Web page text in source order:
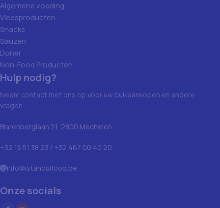
Algemene voeding
Vleesproducten
Snacks
Sauzen
Doner
Non-Food Producten
Hulp nodig?
Neem contact met ons op voor uw bulkaankopen en andere
vragen.
Blarenberglaan 21, 2800 Mechelen
+32 15 51 38 23 / +32 467 00 40 20
info@istanbulfood.be
Onze socials